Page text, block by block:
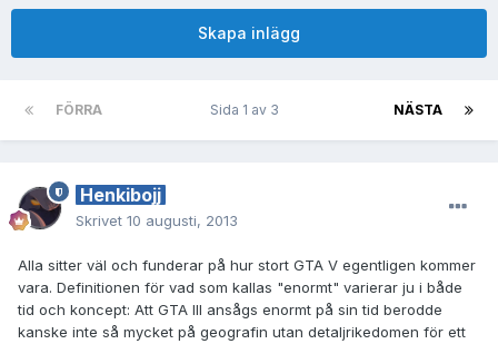
Skapa inlägg
FÖRRA NÄSTA
Sida 1 av 3
Henkibojj
Skrivet 10 augusti, 2013
Alla sitter väl och funderar på hur stort GTA V egentligen kommer
vara. Definitionen för vad som kallas "enormt" varierar ju i både
tid och koncept: Att GTA III ansågs enormt på sin tid berodde
kanske inte så mycket på geografin utan detaljrikedomen för ett